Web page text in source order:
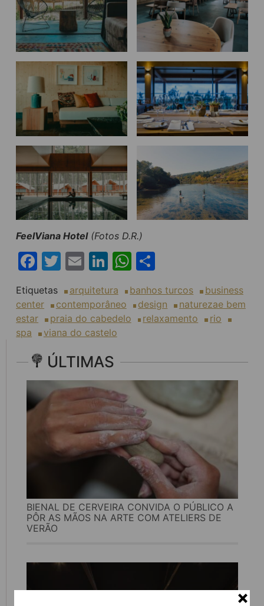
FeelViana Hotel(Fotos D.R.)
Facebook
Twitter
EmailLinkedIn
WhatsApp
Etiquetas arquitetura banhos turcos
business
center
contemporâneo design
naturezae bem
estar
praia do cabedelo relaxamento
rio
spa
viana do castelo
ÚLTIMAS
BIENAL DE CERVEIRA CONVIDA O PÚBLICO A
PÔR AS MÃOS NA ARTE COM ATELIERS DE
VERÃO